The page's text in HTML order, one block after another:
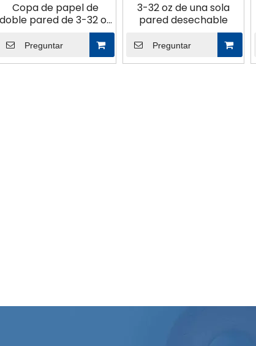
Copa de papel de
doble pared de 3-32 oz
Preguntar
3-32 oz de una sola
pared desechable
Preguntar